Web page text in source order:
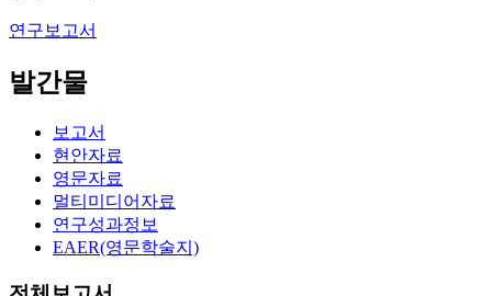
연구보고서
발간물
보고서
현안자료
영문자료
멀티미디어자료
연구성과정보
EAER(영문학술지)